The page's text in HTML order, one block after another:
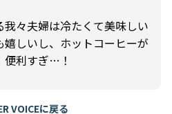
我々夫婦は冷たくて美味しい
しいし、ホットコーヒーが
便利すぎ…！
VOICEに戻る